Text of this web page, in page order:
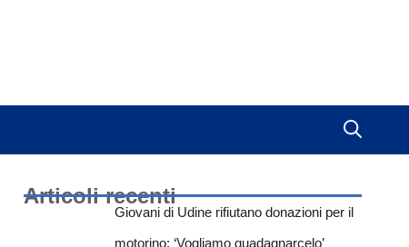
Articoli recenti
Giovani di Udine rifiutano donazioni per il
motorino: ‘Vogliamo guadagnarcelo’